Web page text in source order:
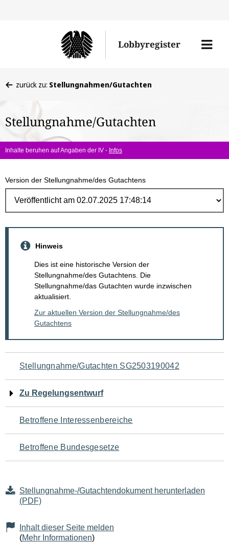
Lobbyregister
Menü
befinden
hier:
zurück zu: Stellungnahmen/Gutachten
Stellungnahme/Gutachten
Inhalte beruhen auf Angaben der IV - Infos
Version der Stellungnahme/des Gutachtens
Hinweis
Dies ist eine historische Version der
Stellungnahme/des Gutachtens. Die
Stellungnahme/das Gutachten wurde inzwischen
aktualisiert.
Zur aktuellen Version der Stellungnahme/des
Gutachtens
Navigation
für
den
Seiteninhalt
Stellungnahme/Gutachten SG2503190042
Zu Regelungsentwurf
Betroffene Interessenbereiche
Betroffene Bundesgesetze
Stellungnahme-/Gutachtendokument herunterladen
(PDF)
Inhalt dieser Seite melden
(Mehr Informationen)